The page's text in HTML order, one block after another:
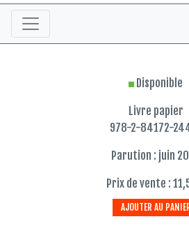
Disponible
Livre papier
978-2-84172-
Parution : juin
Prix de vente :
AJOUTER AU